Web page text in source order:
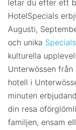
letar du efter ett
HotelSpecials
Augusti,
och unika Specials
kulturella
Unterwössen
hotell i
minuten
din resa
familjen, ensam